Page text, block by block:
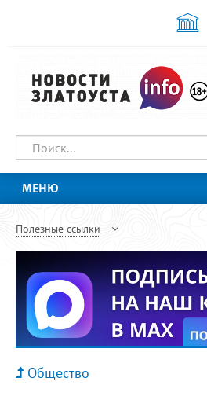
МЕНЮ
Полезные ссылки
Общество